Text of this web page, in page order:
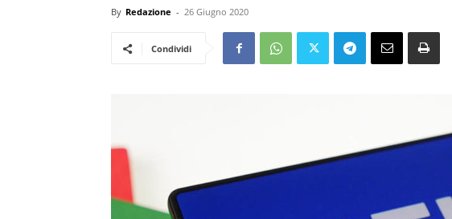
By Redazione - 26 Giugno 2020
Condividi